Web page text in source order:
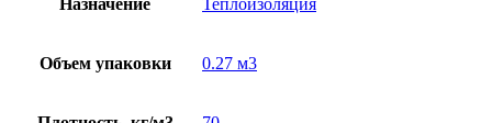
Объем упаковки 0.27 м3